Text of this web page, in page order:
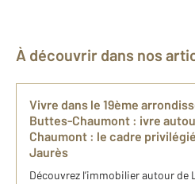
À découvrir dans nos
Vivre dans le 19ème
Buttes-Chaumont : ivre
Chaumont : le cadre
Jaurès
Découvrez l’immobilier autour de